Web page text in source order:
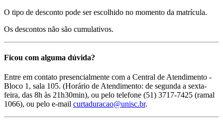
O tipo de desconto pode ser escolhido no momento da matrícula.
Os descontos não são cumulativos.
Ficou com alguma dúvida?
Entre em contato presencialmente com a Central de Atendimento -
Bloco 1, sala 105. (Horário de Atendimento: de segunda a sexta-
feira, das 8h às 21h30min), ou pelo telefone (51) 3717-7425 (ramal
1066), ou pelo e-mail curtaduracao@unisc.br.